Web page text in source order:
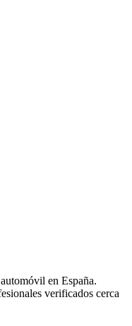
en España.
verificados cerca